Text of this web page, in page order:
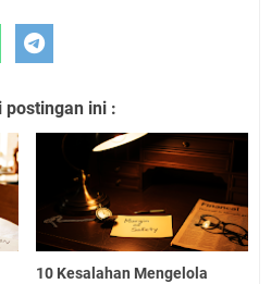
ini :
10 Kesalahan Mengelola